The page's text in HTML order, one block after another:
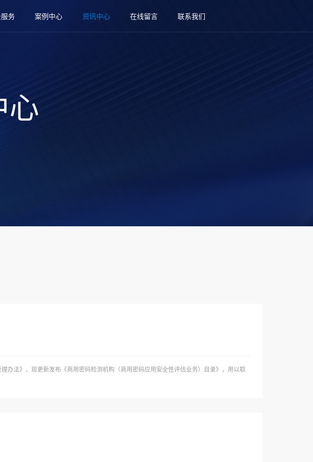
务 案例中心 资讯中心 在线留言 联系我们
心
办法》，现更新发布《商用密码检测机构（商用密码应用安全性评估业务）目录》，用以取